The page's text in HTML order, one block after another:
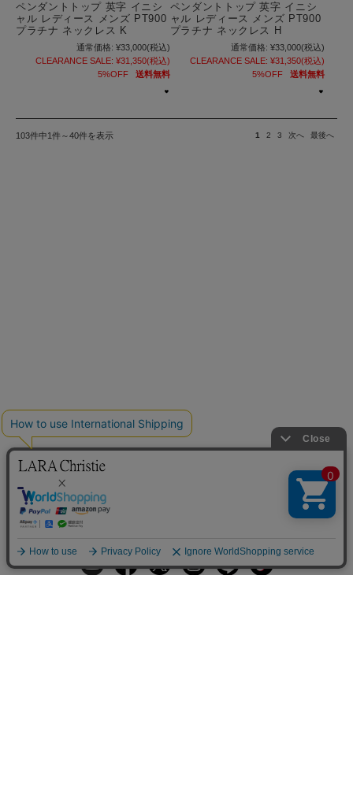
ペンダントトップ 英字 イニシ
ャル レディース メンズ PT900
プラチナ ネックレス K
通常価格: ¥33,000(税込)
CLEARANCE SALE: ¥31,350(税込)
5%OFF
送料無料
ペンダントトップ 英字 イニシ
ャル レディース メンズ PT900
プラチナ ネックレス H
通常価格: ¥33,000(税込)
CLEARANCE SALE: ¥31,350(税込)
5%OFF
送料無料
103件中1件～40件を表示 1 2 3 次へ 最後へ